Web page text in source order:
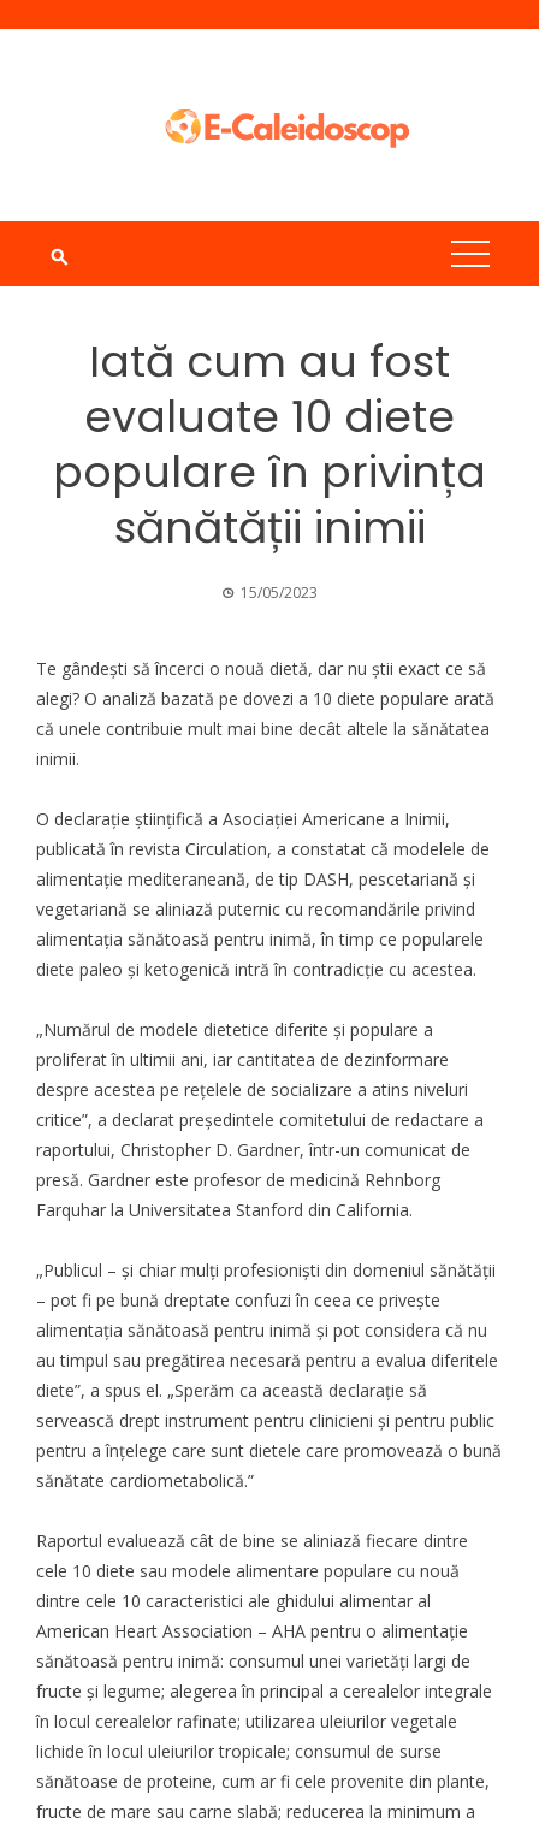
Iată cum au fost
evaluate 10 diete
populare în privința
sănătății inimii
15/05/2023
Te gândești să încerci o nouă dietă, dar nu știi exact ce să
alegi? O analiză bazată pe dovezi a 10 diete populare arată
că unele contribuie mult mai bine decât altele la sănătatea
inimii.
O declarație științifică a Asociației Americane a Inimii,
publicată în revista Circulation, a constatat că modelele de
alimentație mediteraneană, de tip DASH, pescetariană și
vegetariană se aliniază puternic cu recomandările privind
alimentația sănătoasă pentru inimă, în timp ce popularele
diete paleo și ketogenică intră în contradicție cu acestea.
„Numărul de modele dietetice diferite și populare a
proliferat în ultimii ani, iar cantitatea de dezinformare
despre acestea pe rețelele de socializare a atins niveluri
critice”, a declarat președintele comitetului de redactare a
raportului, Christopher D. Gardner, într-un comunicat de
presă. Gardner este profesor de medicină Rehnborg
Farquhar la Universitatea Stanford din California.
„Publicul – și chiar mulți profesioniști din domeniul sănătății
– pot fi pe bună dreptate confuzi în ceea ce privește
alimentația sănătoasă pentru inimă și pot considera că nu
au timpul sau pregătirea necesară pentru a evalua diferitele
diete”, a spus el. „Sperăm ca această declarație să
servească drept instrument pentru clinicieni și pentru public
pentru a înțelege care sunt dietele care promovează o bună
sănătate cardiometabolică.”
Raportul evaluează cât de bine se aliniază fiecare dintre
cele 10 diete sau modele alimentare populare cu nouă
dintre cele 10 caracteristici ale ghidului alimentar al
American Heart Association – AHA pentru o alimentație
sănătoasă pentru inimă: consumul unei varietăți largi de
fructe și legume; alegerea în principal a cerealelor integrale
în locul cerealelor rafinate; utilizarea uleiurilor vegetale
lichide în locul uleiurilor tropicale; consumul de surse
sănătoase de proteine, cum ar fi cele provenite din plante,
fructe de mare sau carne slabă; reducerea la minimum a